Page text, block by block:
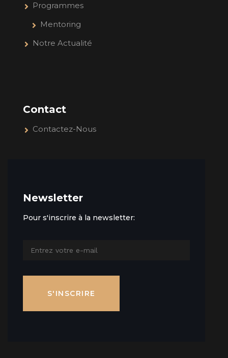
Programmes
Mentoring
Notre Actualité
Contact
Contactez-Nous
Newsletter
Pour s'inscrire à la newsletter:
S'INSCRIRE